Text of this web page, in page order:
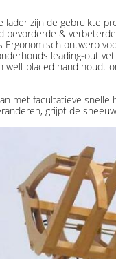
lader zijn de gebruikte
bevorderde &
Ergonomisch ontwerp
leading-out
placed hand houdt
met facultatieve
grijpt de